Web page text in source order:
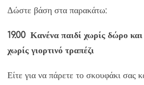
Δώστε βάση στα παρακάτω:
19.00 Κανένα παιδί χωρίς δώρο και
χωρίς γιορτινό τραπέζι
Είτε για να πάρετε το σκουφάκι σας